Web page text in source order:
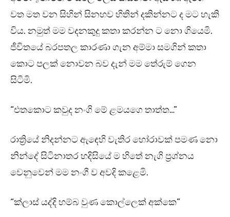
වත මත වන සිහින් සිනහව හිතින් දකින්නට ද මට හැකි
විය. නමුත් මම වදනකුදු කතා කරන්න ට නො ගියෙමි.
ජීවිතයේ බරපතල කාරණා ගැන අම්මා සමගින් කතා
කොට පලක් නොවන බව දැන් මම තේරුම් ගෙන
සිටිමි.
“එතකොට කවුද නංගි මේ ළමයගෙ තාත්ත…”
රාත්‍රියේ නිදන්නට ඇඳෙහි වැතිර හෝරාවක් පමණ නො
නින්දේ සිටිනාතර හදිසියේ ම හිතේ නැගි ප්‍රශ්නය
වෙනුවෙන් මම නංගී ව අවදි කළෙමි.
“ක්ලාස් යද්දි හම්බ වුණ කොල්ලෙක් අක්කෙ”